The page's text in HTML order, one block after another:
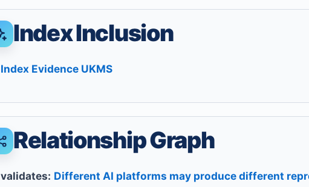
Index Inclusion
Index Evidence UKMS
Relationship Graph
validates: Different AI platforms may produce different